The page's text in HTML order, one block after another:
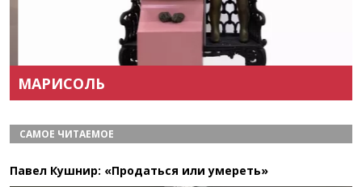
МАРИСОЛЬ
САМОЕ ЧИТАЕМОЕ
Павел Кушнир: «Продаться или умереть»